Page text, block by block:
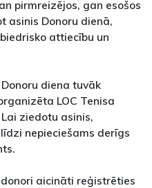
pirmreizējos, gan esošos
asinis Donoru dienā,
attiecību un
diena tuvāk
LOC Tenisa
ziedotu asinis,
nepieciešams derīgs
aicināti reģistrēties